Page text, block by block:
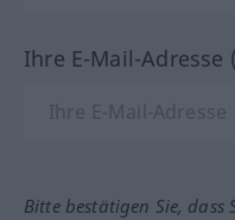
Ihre E-Mail-Adresse
Bitte bestätigen Sie, dass